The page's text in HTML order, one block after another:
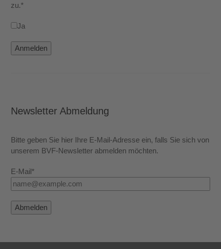
zu.*
Ja
Anmelden
Newsletter Abmeldung
Bitte geben Sie hier Ihre E-Mail-Adresse ein, falls Sie sich von
unserem BVF-Newsletter abmelden möchten.
E-Mail*
Abmelden